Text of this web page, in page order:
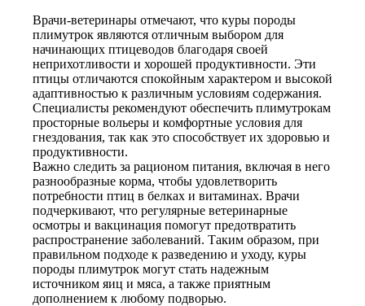
Врачи-ветеринары отмечают, что куры породы
плимутрок являются отличным выбором для
начинающих птицеводов благодаря своей
неприхотливости и хорошей продуктивности. Эти
птицы отличаются спокойным характером и высокой
адаптивностью к различным условиям содержания.
Специалисты рекомендуют обеспечить плимутрокам
просторные вольеры и комфортные условия для
гнездования, так как это способствует их здоровью и
продуктивности.
Важно следить за рационом питания, включая в него
разнообразные корма, чтобы удовлетворить
потребности птиц в белках и витаминах. Врачи
подчеркивают, что регулярные ветеринарные
осмотры и вакцинация помогут предотвратить
распространение заболеваний. Таким образом, при
правильном подходе к разведению и уходу, куры
породы плимутрок могут стать надежным
источником яиц и мяса, а также приятным
дополнением к любому подворью.